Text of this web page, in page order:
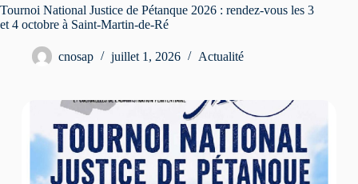
Tournoi National Justice de Pétanque 2026 : rendez-vous les 3
et 4 octobre à Saint-Martin-de-Ré
cnosap juillet 1, 2026 Actualité